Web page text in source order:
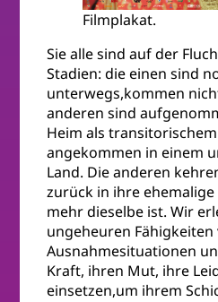
Filmplakat.
Sie alle sind auf der
Stadien: die einen sind
unterwegs,kommen
anderen sind
Heim als
angekommen in einem
Land. Die anderen
zurück in ihre
mehr dieselbe ist. Wir
ungeheuren
Ausnahmesituationen
Kraft, ihren Mut, ihre
einsetzen,um ihrem